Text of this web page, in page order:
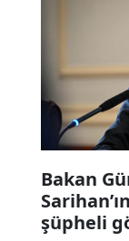
Bakan
şüpheli